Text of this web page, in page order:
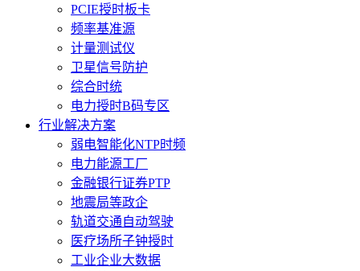
PCIE授时板卡
频率基准源
计量测试仪
卫星信号防护
综合时统
电力授时B码专区
行业解决方案
弱电智能化NTP时频
电力能源工厂
金融银行证券PTP
地震局等政企
轨道交通自动驾驶
医疗场所子钟授时
工业企业大数据